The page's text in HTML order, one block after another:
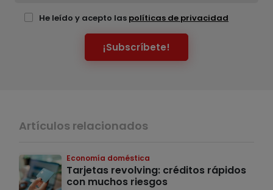
He leído y acepto las políticas de privacidad
¡Subscríbete!
Artículos relacionados
Economía doméstica
Tarjetas revolving: créditos rápidos
con muchos riesgos